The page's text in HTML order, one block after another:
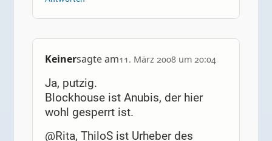
Keinersagte am11. März 2008 um 20:04
Ja, putzig.
Blockhouse ist Anubis, der hier
wohl gesperrt ist.
@Rita, ThiloS ist Urheber des